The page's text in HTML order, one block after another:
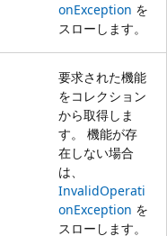
onException を
スローします。
要求された機能
をコレクション
から取得しま
す。 機能が存
在しない場合
は、
InvalidOperati
onException を
スローします。